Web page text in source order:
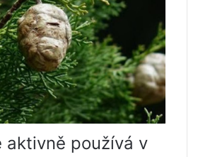
aktivně používá v